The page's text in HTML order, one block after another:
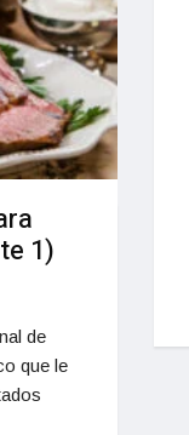
1)
de
que le